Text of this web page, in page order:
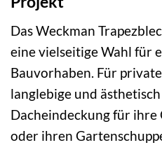
Das Weckman
eine vielseitige Wahl für
Bauvorhaben. Für
langlebige und
Dacheindeckung für
oder ihren